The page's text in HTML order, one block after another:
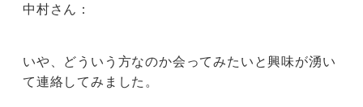
中村さん：
いや、どういう方なのか会ってみたいと興味が湧い
て連絡してみました。